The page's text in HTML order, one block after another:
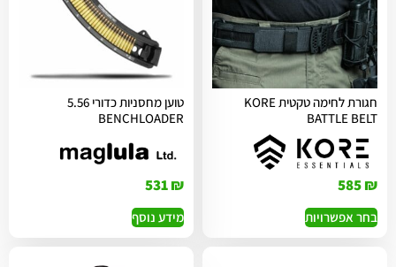
חגורת לחימה טקטית KORE
BATTLE BELT
585₪
בחר אפשרויות
טוען מחסניות כדורי 5.56
BENCHLOADER
531₪
מידע נוסף